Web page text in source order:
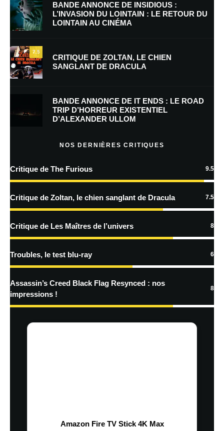
E-mail* Site web
Enregistrer mon nom, mon e-mail et mon site dans le navigateur pour
mon prochain commentaire.
Prévenez-moi de tous les nouveaux commentaires par e-mail.
En savoir
traitées
BANDE ANNONCE DE INSIDIOUS :
L’INVASION DU LOINTAIN : LE RETOUR DU
LOINTAIN AU CINÉMA
7.5
CRITIQUE DE ZOLTAN, LE CHIEN
SANGLANT DE DRACULA
BANDE ANNONCE DE IT ENDS : LE ROAD
TRIP D’HORREUR EXISTENTIEL
D’ALEXANDER ULLOM
NOS DERNIÈRES CRITIQUES
Critique de The Furious 9.5
Critique de Zoltan, le chien sanglant de Dracula 7.5
Critique de Les Maîtres de l’univers 8
Troubles, le test blu-ray 6
Assassin’s Creed Black Flag Resynced : nos
impressions !
8
Amazon Fire TV Stick 4K Max